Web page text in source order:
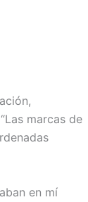
marcas de
en mí